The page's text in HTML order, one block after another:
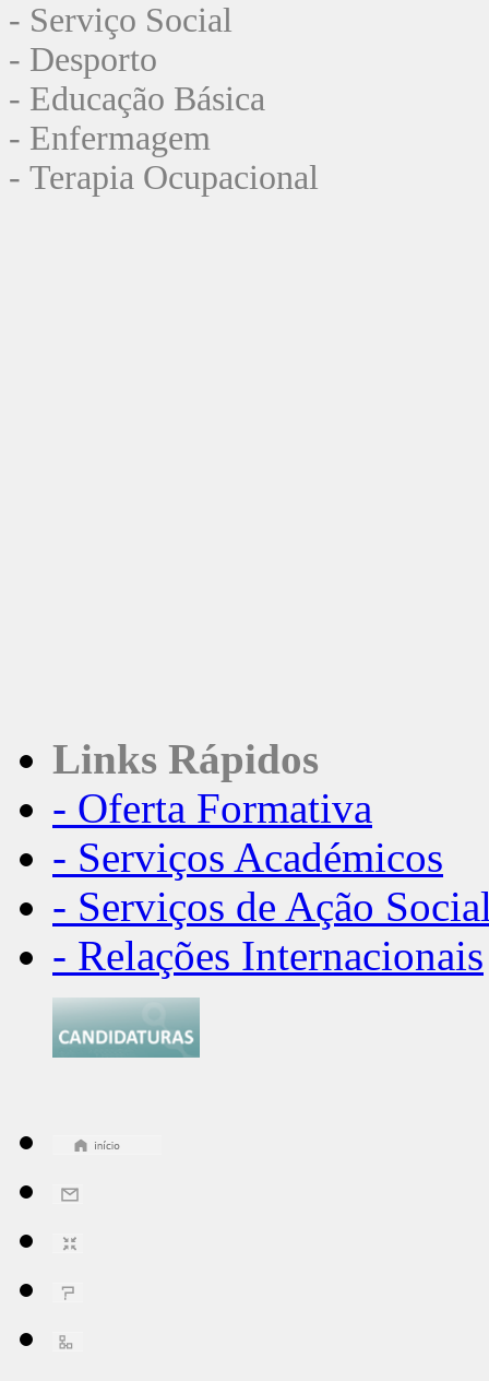
- Serviço Social
- Desporto
- Educação Básica
- Enfermagem
- Terapia Ocupacional
Links Rápidos
- Oferta Formativa
- Serviços Académicos
- Serviços de Ação
- Relações Internacionais